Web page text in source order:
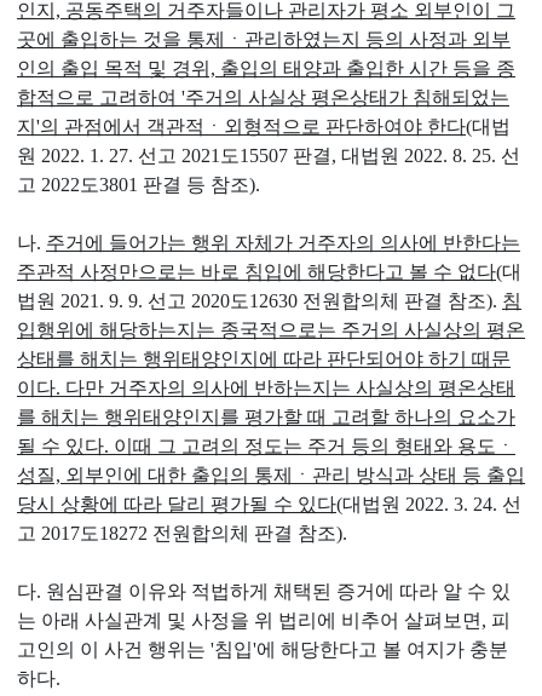
인지, 공동주택의 거주자들이나 관리자가 평소 외부인이 그
곳에 출입하는 것을 통제ㆍ관리하였는지 등의 사정과 외부
인의 출입 목적 및 경위, 출입의 태양과 출입한 시간 등을 종
합적으로 고려하여 '주거의 사실상 평온상태가 침해되었는
지'의 관점에서 객관적ㆍ외형적으로 판단하여야 한다(대법
원 2022. 1. 27. 선고 2021도15507 판결, 대법원 2022. 8. 25. 선
고 2022도3801 판결 등 참조).
나. 주거에 들어가는 행위 자체가 거주자의 의사에 반한다는
주관적 사정만으로는 바로 침입에 해당한다고 볼 수 없다(대
법원 2021. 9. 9. 선고 2020도12630 전원합의체 판결 참조). 침
입행위에 해당하는지는 종국적으로는 주거의 사실상의 평온
상태를 해치는 행위태양인지에 따라 판단되어야 하기 때문
이다. 다만 거주자의 의사에 반하는지는 사실상의 평온상태
를 해치는 행위태양인지를 평가할 때 고려할 하나의 요소가
될 수 있다. 이때 그 고려의 정도는 주거 등의 형태와 용도ㆍ
성질, 외부인에 대한 출입의 통제ㆍ관리 방식과 상태 등 출입
당시 상황에 따라 달리 평가될 수 있다(대법원 2022. 3. 24. 선
고 2017도18272 전원합의체 판결 참조).
다. 원심판결 이유와 적법하게 채택된 증거에 따라 알 수 있
는 아래 사실관계 및 사정을 위 법리에 비추어 살펴보면, 피
고인의 이 사건 행위는 '침입'에 해당한다고 볼 여지가 충분
하다.